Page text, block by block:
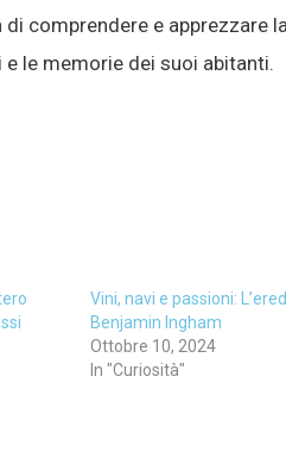
di comprendere e apprezzare
le memorie dei suoi abitanti.
Vini, navi e passioni:
Benjamin Ingham
Ottobre 10, 2024
In "Curiosità"